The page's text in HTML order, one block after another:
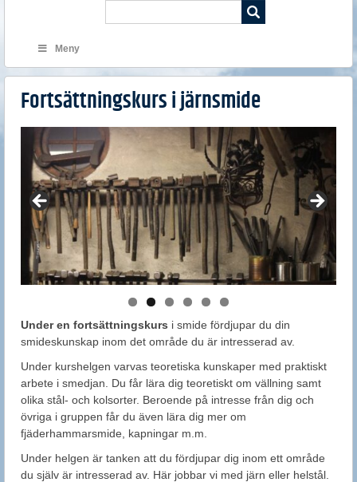
Meny
Fortsättningskurs i järnsmide
Under en fortsättningskurs i smide fördjupar du din
smideskunskap inom det område du är intresserad av.
Under kurshelgen varvas teoretiska kunskaper med praktiskt
arbete i smedjan. Du får lära dig teoretiskt om vällning samt
olika stål- och kolsorter. Beroende på intresse från dig och
övriga i gruppen får du även lära dig mer om
fjäderhammarsmide, kapningar m.m.
Under helgen är tanken att du fördjupar dig inom ett område
du själv är intresserad av. Här jobbar vi med järn eller helstål.